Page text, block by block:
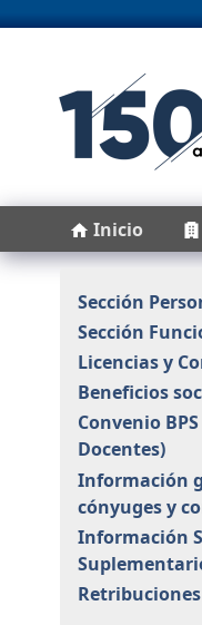
Main
Inicio
Personal
Sección
Sección
Licencias y
Beneficios
Convenio BPS
Docentes)
Información
cónyuges y
Información